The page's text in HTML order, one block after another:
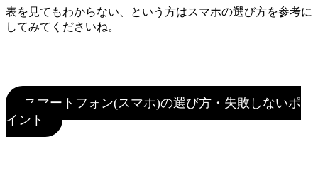
表を見てもわからない、という方はスマホの選び方を参考に
してみてくださいね。
スマートフォン(スマホ)の選び方・失敗しないポ
イント